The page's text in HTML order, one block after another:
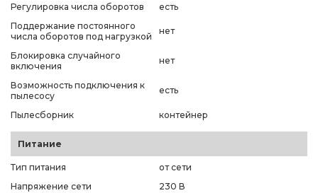
Регулировка числа оборотов
есть
Поддержание постоянного
числа оборотов под нагрузкой
нет
Блокировка случайного
включения
нет
Возможность подключения к
пылесосу
есть
Пылесборник контейнер
Питание
Тип питания
от сети
Напряжение сети
230 В